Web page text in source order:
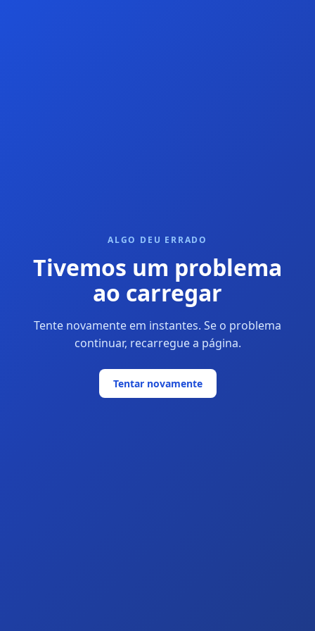
ALGO DEU ERRADO
Tivemos um problema
ao carregar
Tente novamente em instantes. Se o problema
continuar, recarregue a página.
Tentar novamente